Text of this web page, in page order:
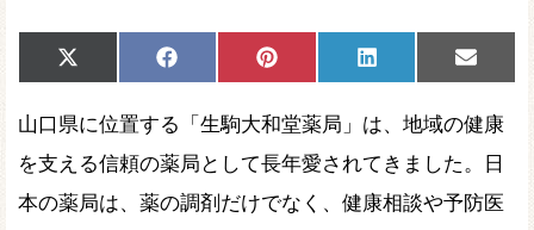
Share
on
X
(Twitter)
Share
on
Facebook Share
on
Pinterest Share
on
LinkedIn
Share
on
Email
山口県に位置する「生駒大和堂薬局」は、地域の健康
を支える信頼の薬局として長年愛されてきました。日
本の薬局は、薬の調剤だけでなく、健康相談や予防医